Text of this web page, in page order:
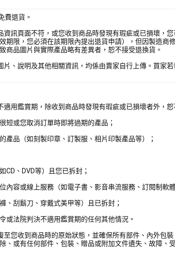
費退貨。
訊頁面不符，或您收到商品時發現有瑕疵或已損壞，
期限，您必須在該期限內提出退貨申請），但因製造商
商品圖片與實際產品略有差異者，恕不接受退換貨。
、說明及其他相關資訊，均係由賣家自行上傳。買家
用鑑賞期，除收到商品時發現有瑕疵或已損壞者外，恕
短或您取消訂單時即將過期的產品；
產品（如刻製印章、訂製服、相片印製產品等）；
CD、DVD等）且您已拆封；
內容或線上服務（如電子書、影音串流服務、訂閱制軟
、刮鬍刀、穿戴式美甲等）且已拆封；
或法院判決不適用鑑賞期的任何其他情況。
您收到商品時的原始狀態，並確保所有部件、內外包
、或有任何部件、包裝、贈品或附加文件遺失、故障、